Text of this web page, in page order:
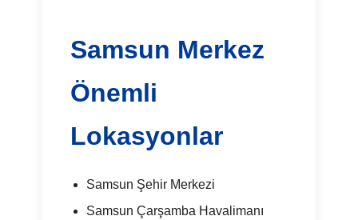
Samsun Merkez
Önemli
Lokasyonlar
Samsun Şehir Merkezi
Samsun Çarşamba Havalimanı